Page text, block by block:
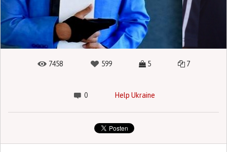
7458 599 5 7
0 Help Ukraine